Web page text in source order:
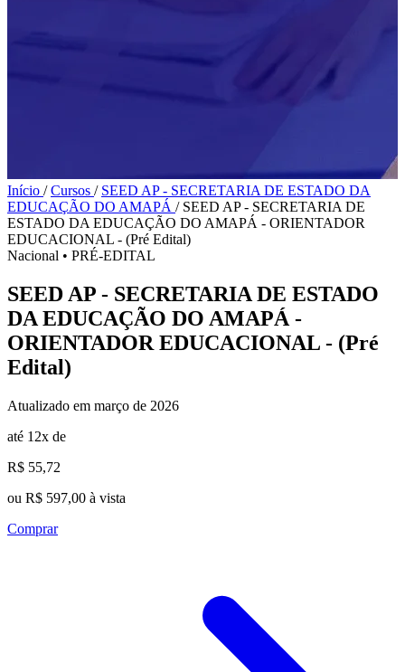
Início / Cursos / SEED AP - SECRETARIA DE ESTADO DA
EDUCAÇÃO DO AMAPÁ / SEED AP - SECRETARIA DE
ESTADO DA EDUCAÇÃO DO AMAPÁ - ORIENTADOR
EDUCACIONAL - (Pré Edital)
Nacional • PRÉ-EDITAL
SEED AP - SECRETARIA DE ESTADO
DA EDUCAÇÃO DO AMAPÁ -
ORIENTADOR EDUCACIONAL - (Pré
Edital)
Atualizado em março de 2026
até 12x de
R$ 55,72
ou R$ 597,00 à vista
Comprar